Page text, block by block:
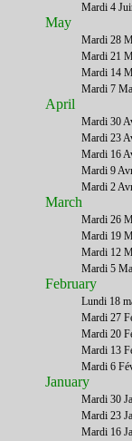
Gérez votre
Mardi 4
May
Mardi 28
Mardi 21
Mardi 14
Mardi 7
April
Mardi 30
Mardi 23
Mardi 16
Mardi 9
Mardi 2
March
Mardi 26
Mardi 19
Mardi 12
Mardi 5
February
Lundi 18
Mardi 27
Mardi 20
Mardi 13
Mardi 6
January
Mardi 30
Mardi 23
Mardi 16